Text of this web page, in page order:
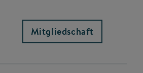
Mitgliedschaft